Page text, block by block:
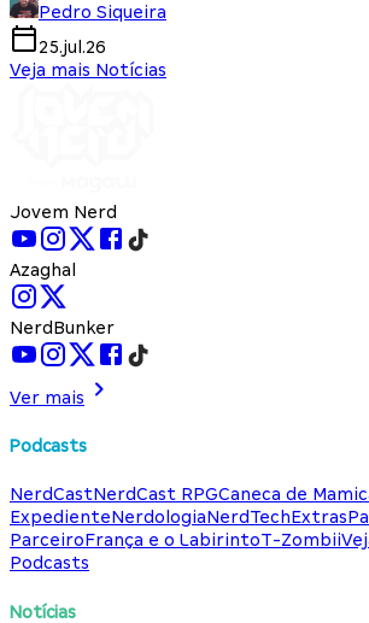
Pedro Siqueira
25.jul.26
Veja mais Notícias
Jovem Nerd
Azaghal
NerdBunker
Ver mais
Podcasts
NerdCastNerdCast RPGCaneca de
ExpedienteNerdologiaNerdTechExtras
ParceiroFrança e o LabirintoT-Zombii
Podcasts
Notícias